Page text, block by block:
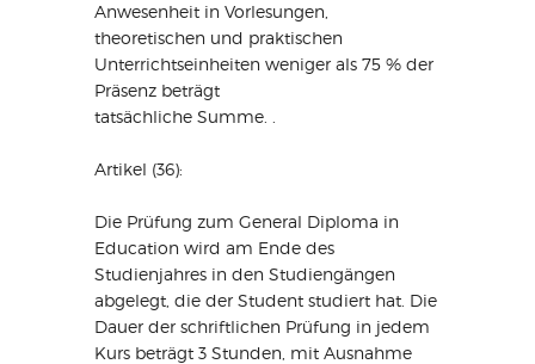
Anwesenheit in Vorlesungen,
theoretischen und praktischen
Unterrichtseinheiten weniger als 75 % der
Präsenz beträgt
tatsächliche Summe. .
Artikel (36):
Die Prüfung zum General Diploma in
Education wird am Ende des
Studienjahres in den Studiengängen
abgelegt, die der Student studiert hat. Die
Dauer der schriftlichen Prüfung in jedem
Kurs beträgt 3 Stunden, mit Ausnahme